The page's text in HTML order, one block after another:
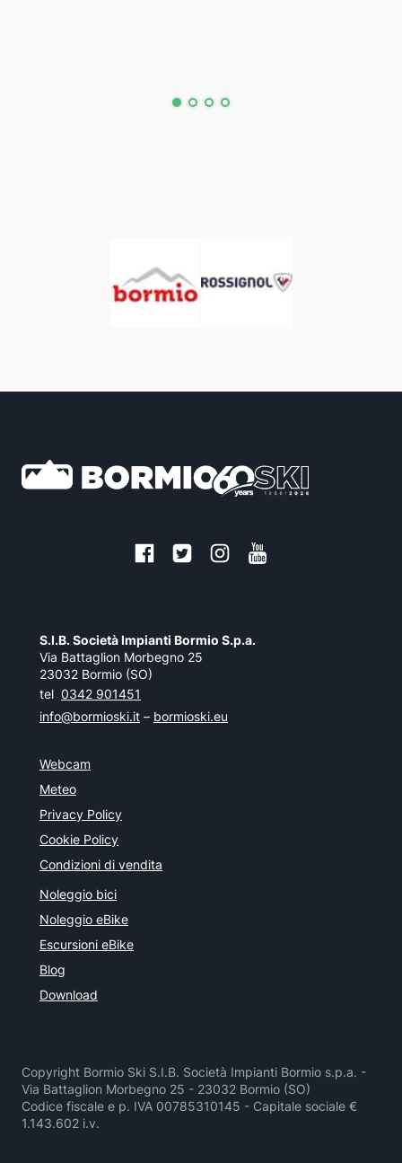
S.I.B. Società Impianti Bormio S.p.a.
Via Battaglion Morbegno 25
23032 Bormio (SO)
tel 0342 901451
info@bormioski.it – bormioski.eu
Webcam
Meteo
Privacy Policy
Cookie Policy
Condizioni di vendita
Noleggio bici
Noleggio eBike
Escursioni eBike
Blog
Download
Copyright Bormio Ski S.I.B. Società Impianti Bormio s.p.a. -
Via Battaglion Morbegno 25 - 23032 Bormio (SO)
Codice fiscale e p. IVA 00785310145 - Capitale sociale €
1.143.602 i.v.